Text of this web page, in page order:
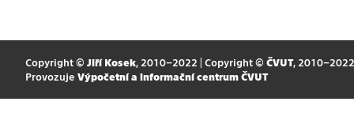
Copyright © Jiří Kosek, 2010–2022 | Copyright © ČVUT, 2010–2022
Provozuje Výpočetní a informační centrum ČVUT